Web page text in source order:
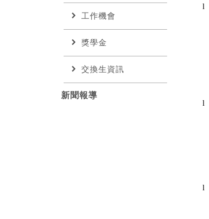
chevron_right 工作機會
chevron_right 獎學金
chevron_right 交換生資訊
新聞報導
l
l
l